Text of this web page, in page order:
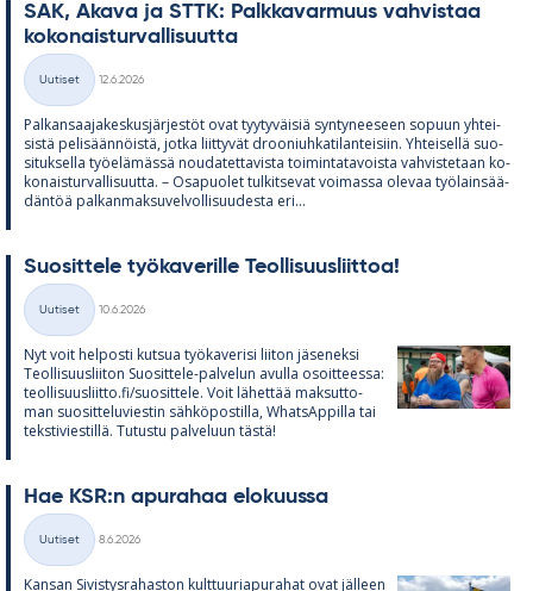
SAK, Akava ja STTK: Palk­ka­var­muus vah­vis­taa
ko­ko­nais­tur­val­li­suutta
Kategoriat
Uutiset
12.6.2026
Pal­kan­saa­ja­kes­kus­jär­jes­töt ovat tyy­ty­väi­siä syn­ty­nee­seen so­puun yh­tei­
sistä pe­li­sään­nöistä, jotka liit­ty­vät droo­niuh­ka­ti­lan­tei­siin. Yh­tei­sellä suo­
si­tuk­sella työ­elä­mässä nou­da­tet­ta­vista toi­min­ta­ta­voista vah­vis­te­taan ko­
ko­nais­tur­val­li­suutta. – Os­a­puo­let tul­kit­se­vat voi­massa ole­vaa työ­lain­sää­
dän­töä pal­kan­mak­su­vel­vol­li­suu­desta eri...
Suo­sit­tele työ­ka­ve­rille Teol­li­suus­liit­toa!
Kategoriat
Uutiset
10.6.2026
Nyt voit hel­posti kut­sua työ­ka­ve­risi lii­ton jä­se­neksi
Teol­li­suus­lii­ton Suo­sit­tele-pal­ve­lun avulla osoit­teessa:
teol­li­suus­liitto.fi/suo­sit­tele. Voit lä­het­tää mak­sut­to­
man suo­sit­te­lu­vies­tin säh­kö­pos­tilla, What­sAp­pilla tai
teks­ti­vies­tillä. Tu­tustu pal­ve­luun tästä!
Hae KSR:n apu­ra­haa elo­kuussa
Kategoriat
Uutiset
8.6.2026
Kan­san Si­vis­tys­ra­has­ton kult­tuu­ria­pu­ra­hat ovat jäl­leen